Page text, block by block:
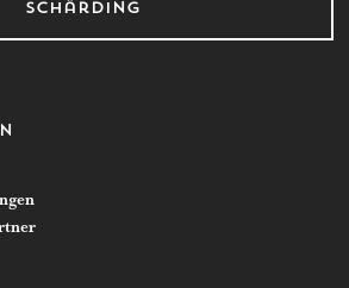
Schärding